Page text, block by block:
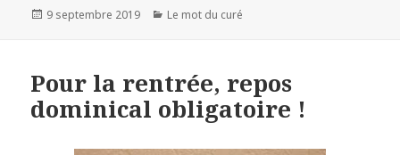
Publié
9 septembre 2019 Catégories
Le mot du curé
Pour la rentrée, repos
dominical obligatoire !